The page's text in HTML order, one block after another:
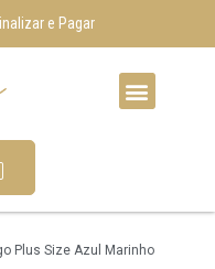
e Pagar
Plus Size Azul Marinho